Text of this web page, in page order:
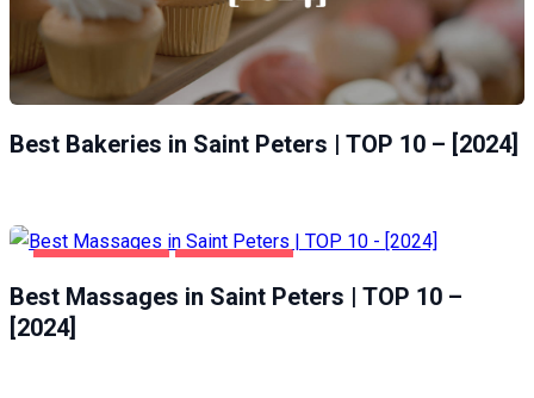
Best Bakeries in Saint Peters | TOP 10 – [2024]
Best Massages in Saint Peters | TOP 10 –
[2024]